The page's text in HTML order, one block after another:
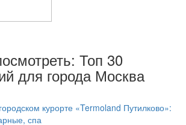
Топ 30
для города Москва